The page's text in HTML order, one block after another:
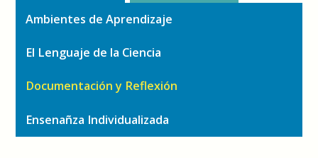
Ambientes de Aprendizaje
El Lenguaje de la Ciencia
Documentación y Reflexión
Ensenañza Individualizada